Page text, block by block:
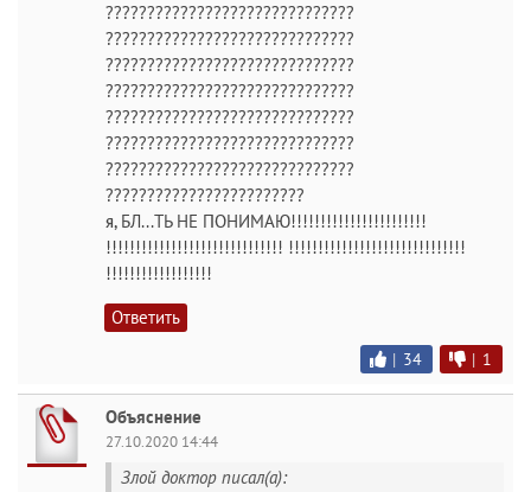
??????????????????????????????
??????????????????????????????
??????????????????????????????
??????????????????????????????
??????????????????????????????
??????????????????????????????
??????????????????????????????
????????????????????????
я, БЛ...ТЬ НЕ ПОНИМАЮ!!!!!!!!!!!!!!!!!!!!!!!
!!!!!!!!!!!!!!!!!!!!!!!!!!!!!! !!!!!!!!!!!!!!!!!!!!!!!!!!!!!!
!!!!!!!!!!!!!!!!!!
Ответить
| 34 | 1
Объяснение
27.10.2020 14:44
Злой доктор писал(а):